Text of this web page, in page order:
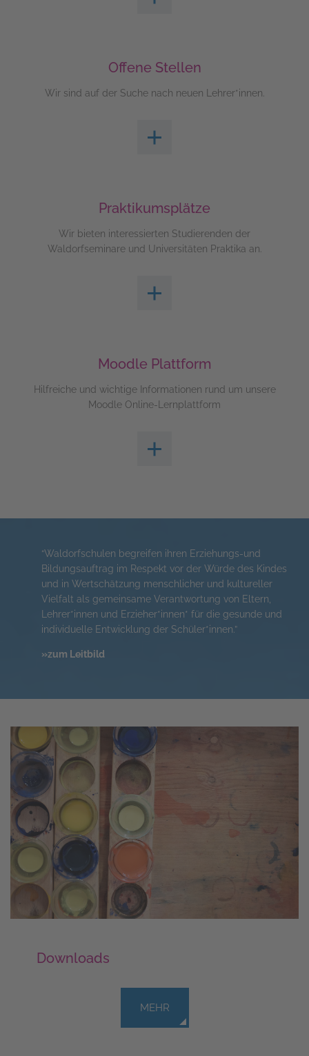
Offene Stellen
Wir sind auf der Suche nach neuen Lehrer*innen.
Praktikumsplätze
Wir bieten interessierten Studierenden der
Waldorfseminare und Universitäten Praktika an.
Moodle Plattform
Hilfreiche und wichtige Informationen rund um unsere
Moodle Online-Lernplattform
“Waldorfschulen begreifen ihren Erziehungs-und
Bildungsauftrag im Respekt vor der Würde des Kindes
und in Wertschätzung menschlicher und kultureller
Vielfalt als gemeinsame Verantwortung von Eltern,
Lehrer*innen und Erzieher*innen* für die gesunde und
individuelle Entwicklung der Schüler*innen.”
»zum Leitbild
Downloads
MEHR